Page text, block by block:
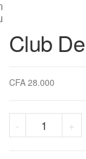
Club
CFA 28.000
- quantité de
+